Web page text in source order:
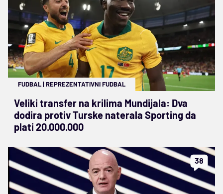
FUDBAL|REPREZENTATIVNI FUDBAL
Veliki transfer na krilima Mundijala: Dva
dodira protiv Turske naterala Sporting da
plati 20.000.000
38